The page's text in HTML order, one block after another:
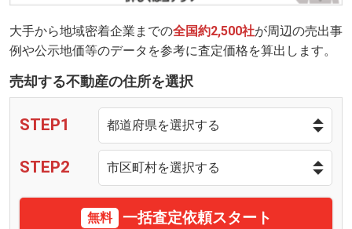
大手から地域密着企業までの全国約2,500社が周辺の売出事
例や公示地価等のデータを参考に査定価格を算出します。
売却する不動産の住所を選択
STEP1
STEP2
無料 一括査定依頼スタート